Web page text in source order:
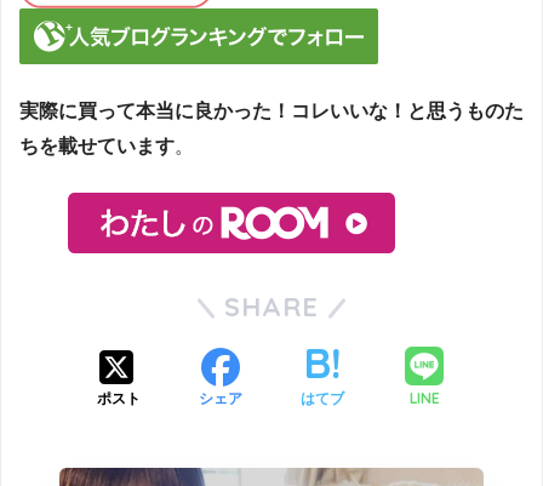
実際に買って本当に良かった！コレいいな！と思うものた
ちを載せています。
SHARE
ポスト シェア はてブ LINE